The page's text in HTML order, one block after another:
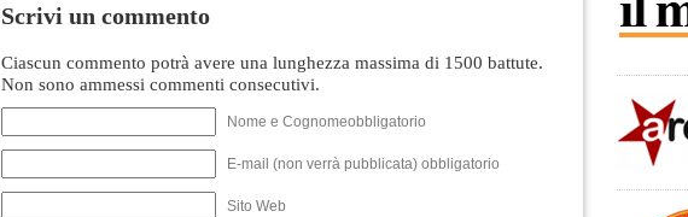
Scrivi un commento
Ciascun commento potrà avere una lunghezza massima di 1500 battute.
Non sono ammessi commenti consecutivi.
Nome e Cognomeobbligatorio
E-mail (non verrà pubblicata) obbligatorio
Sito Web